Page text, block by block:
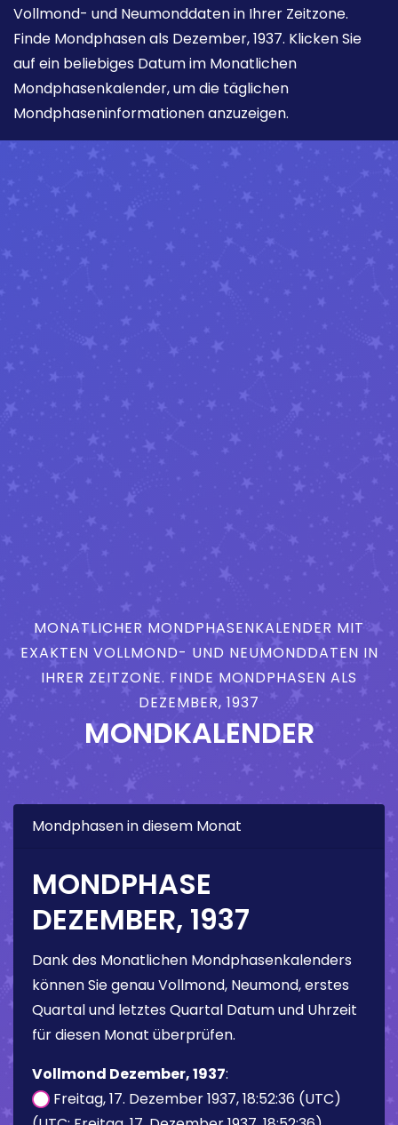
Vollmond- und Neumonddaten in Ihrer Zeitzone.
Finde Mondphasen als Dezember, 1937. Klicken Sie
auf ein beliebiges Datum im Monatlichen
Mondphasenkalender, um die täglichen
Mondphaseninformationen anzuzeigen.
MONATLICHER MONDPHASENKALENDER MIT
EXAKTEN VOLLMOND- UND NEUMONDDATEN IN
IHRER ZEITZONE. FINDE MONDPHASEN ALS
DEZEMBER, 1937
MONDKALENDER
Mondphasen in diesem Monat
MONDPHASE
DEZEMBER, 1937
Dank des Monatlichen Mondphasenkalenders
können Sie genau Vollmond, Neumond, erstes
Quartal und letztes Quartal Datum und Uhrzeit
für diesen Monat überprüfen.
Vollmond Dezember, 1937:
Freitag, 17. Dezember 1937, 18:52:36 (UTC)